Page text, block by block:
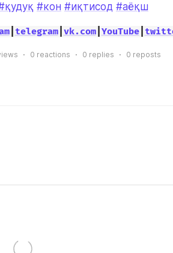
#кон #иқтисод #аёқш
| telegram| vk.com| YouTube|
0 reactions 0 replies 0 reposts